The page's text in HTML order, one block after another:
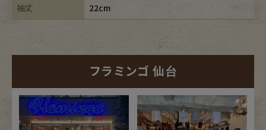
袖丈
22cm
フラミンゴ 仙台